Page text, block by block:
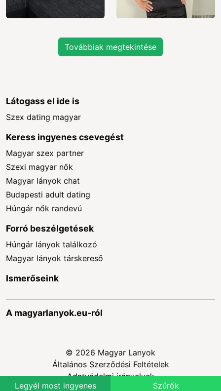
Továbbiak megtekintése
Látogass el ide is
Szex dating magyar
Keress ingyenes csevegést
Magyar szex partner
Szexi magyar nők
Magyar lányok chat
Budapesti adult dating
Húngár nők randevú
Forró beszélgetések
Húngár lányok találkozó
Magyar lányok társkereső
Ismerőseink
A magyarlanyok.eu-ról
© 2026 Magyar Lanyok
Általános Szerződési Feltételek
Adatvédelmi irányelvek
Legyél most ingyenes
Szűrők